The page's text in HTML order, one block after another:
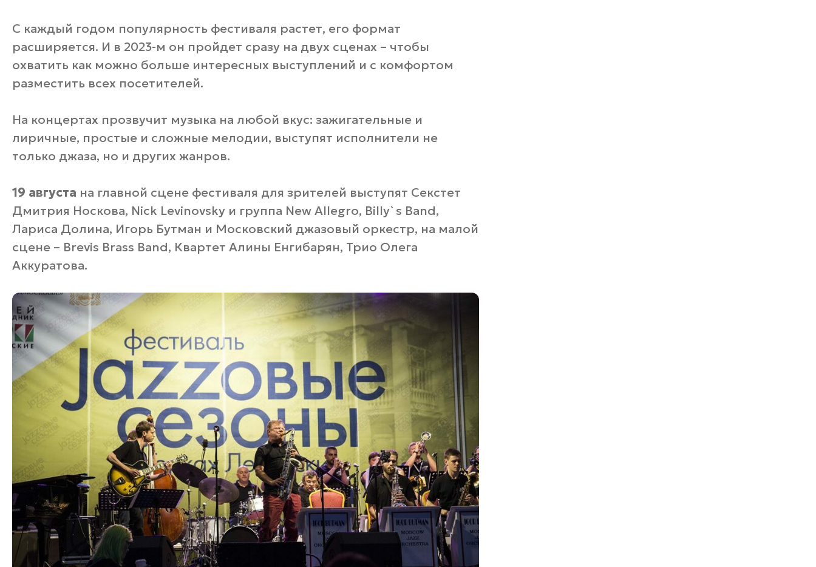
С каждый годом популярность фестиваля растет, его формат
расширяется. И в 2023-м он пройдет сразу на двух сценах – чтобы
охватить как можно больше интересных выступлений и с комфортом
разместить всех посетителей.
На концертах прозвучит музыка на любой вкус: зажигательные и
лиричные, простые и сложные мелодии, выступят исполнители не
только джаза, но и других жанров.
19 августа на главной сцене фестиваля для зрителей выступят Секстет
Дмитрия Носкова, Nick Levinovsky и группа New Allegro, Billy`s Band,
Лариса Долина, Игорь Бутман и Московский джазовый оркестр, на малой
сцене – Brevis Brass Band, Квартет Алины Енгибарян, Трио Олега
Аккуратова.